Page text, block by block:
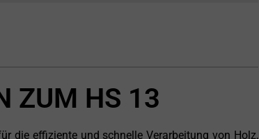
ZUM HS 13
die effiziente und schnelle Verarbeitung von Holz,